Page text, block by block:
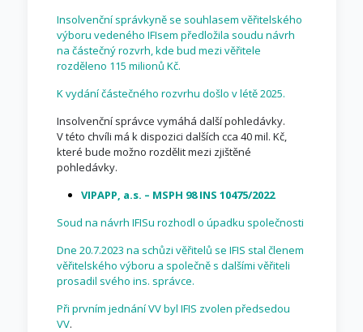
Insolvenční správkyně se souhlasem věřitelského
výboru vedeného IFIsem předložila soudu návrh
na částečný rozvrh, kde bud mezi věřitele
rozděleno 115 milionů Kč.
K vydání částečného rozvrhu došlo v létě 2025.
Insolvenční správce vymáhá další pohledávky.
V této chvíli má k dispozici dalších cca 40 mil. Kč,
které bude možno rozdělit mezi zjištěné
pohledávky.
VIPAPP, a.s. – MSPH 98 INS 10475/2022
Soud na návrh IFISu rozhodl o úpadku společnosti
Dne 20.7.2023 na schůzi věřitelů se IFIS stal členem
věřitelského výboru a společně s dalšími věřiteli
prosadil svého ins. správce.
Při prvním jednání VV byl IFIS zvolen předsedou
VV.